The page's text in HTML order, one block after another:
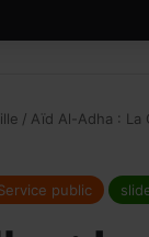
/ Aïd Al-Adha : La
public